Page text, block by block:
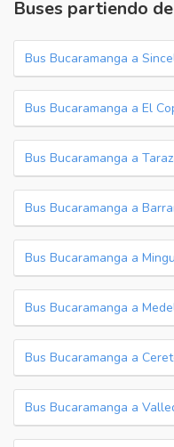
Buses partiendo
Bus Bucaramanga a
Bus Bucaramanga a El
Bus Bucaramanga a
Bus Bucaramanga a
Bus Bucaramanga a
Bus Bucaramanga a
Bus Bucaramanga a
Bus Bucaramanga a